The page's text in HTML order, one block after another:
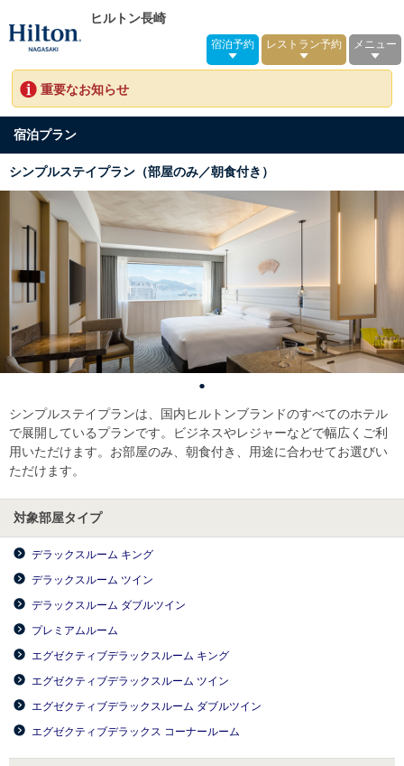
ヒルトン長崎
宿泊予約 レストラン予約 メニュー
重要なお知らせ
宿泊プラン
シンプルステイプラン（部屋のみ／朝食付き）
シンプルステイプランは、国内ヒルトンブランドのすべてのホテル
で展開しているプランです。ビジネスやレジャーなどで幅広くご利
用いただけます。お部屋のみ、朝食付き、用途に合わせてお選びい
ただけます。
対象部屋タイプ
デラックスルーム キング
デラックスルーム ツイン
デラックスルーム ダブルツイン
プレミアムルーム
エグゼクティブデラックスルーム キング
エグゼクティブデラックスルーム ツイン
エグゼクティブデラックスルーム ダブルツイン
エグゼクティブデラックス コーナールーム